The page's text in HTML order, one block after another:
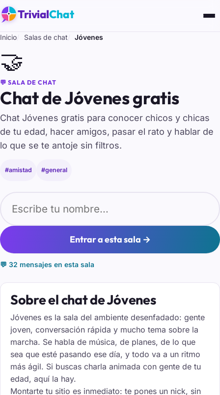
TrivialChat
Inicio Salas de chat Jóvenes
🤝
💬 SALA DE CHAT
Chat de Jóvenes gratis
Chat Jóvenes gratis para conocer chicos y chicas
de tu edad, hacer amigos, pasar el rato y hablar de
lo que se te antoje sin filtros.
#amistad #general
Entrar a esta sala →
💬 32 mensajes en esta sala
Sobre el chat de Jóvenes
Jóvenes es la sala del ambiente desenfadado: gente
joven, conversación rápida y mucho tema sobre la
marcha. Se habla de música, de planes, de lo que
sea que esté pasando ese día, y todo va a un ritmo
más ágil. Si buscas charla animada con gente de tu
edad, aquí la hay.
Montarte tu sitio es inmediato: te pones un nick, sin